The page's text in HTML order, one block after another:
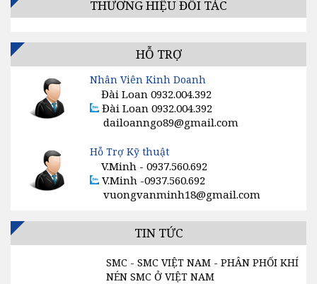
BỘ ĐIỀU CHỈNH ÁP SUẤT SMC
BỘ TĂNG ÁP / BỘ KÍCH ÁP SMC
VAN TIẾT LƯU SMC
GIẢM ÂM, SÚNG HƠI, ĐỒNG HỒ KHÍ SMC
VAN ĐIỆN TỪ SMC
MÁY SẤY KHÍ SMC
THƯƠNG HIỆU ĐỐI TÁC
HỖ TRỢ
Nhân Viên Kinh Doanh
Đài Loan 0932.004.392
Đài Loan 0932.004.392
dailoanngo89@gmail.com
Hỗ Trợ Kỹ thuật
V.Minh - 0937.560.692
V.Minh -0937.560.692
vuongvanminh18@gmail.com
TIN TỨC
SMC - SMC VIỆT NAM - PHÂN PHỐI KHÍ
NÉN SMC Ở VIỆT NAM